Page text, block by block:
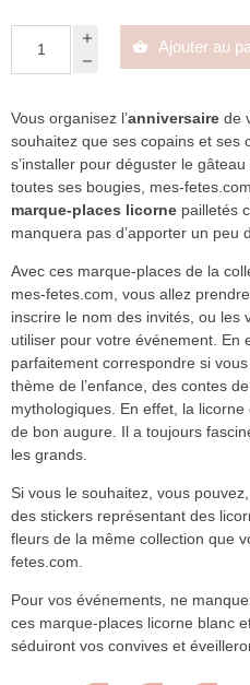
 Ajouter au
Vous organisez l’anniversaire de
souhaitez que ses copains et ses
s’installer pour déguster le
toutes ses bougies, mes-
marque-places licorne pailletés
manquera pas d’apporter un peu
Avec ces marque-places de la
mes-fetes.com, vous allez
inscrire le nom des invités, ou les
utiliser pour votre événement. En
parfaitement correspondre si
thème de l’enfance, des contes
mythologiques. En effet, la
de bon augure. Il a toujours
les grands.
Si vous le souhaitez, vous
des stickers représentant des
fleurs de la même collection que
fetes.com.
Pour vos événements, ne
ces marque-places licorne blanc
séduiront vos convives et